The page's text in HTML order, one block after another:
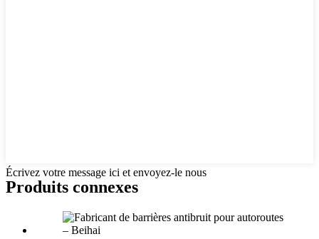
Écrivez votre message ici et envoyez-le nous
Produits connexes